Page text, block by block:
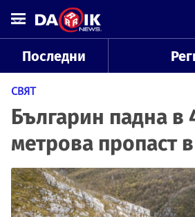
Последни
СВЯТ
Българин падна в
метрова пропаст